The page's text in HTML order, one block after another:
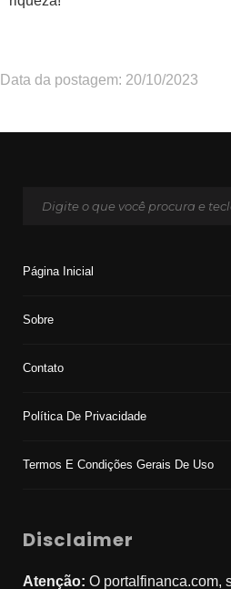
Data da postagem: 20/10/2023
Página Inicial
Sobre
Contato
Política De Privacidade
Termos E Condições Gerais De Uso
Disclaimer
Atenção: O portalfinanca.com,